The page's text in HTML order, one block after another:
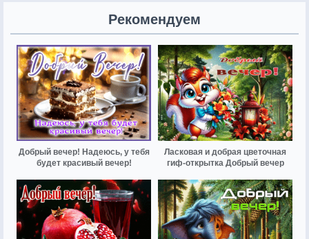
Рекомендуем
Добрый вечер! Надеюсь, у тебя
будет красивый вечер!
Ласковая и добрая цветочная
гиф-открытка Добрый вечер